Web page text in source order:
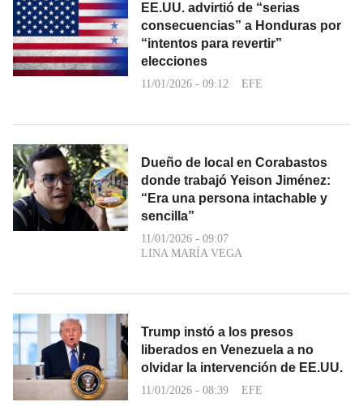
EE.UU. advirtió de “serias
consecuencias” a Honduras por
“intentos para revertir”
elecciones
11/01/2026 - 09:12 EFE
Dueño de local en Corabastos
donde trabajó Yeison Jiménez:
“Era una persona intachable y
sencilla”
11/01/2026 - 09:07
LINA MARÍA VEGA
Trump instó a los presos
liberados en Venezuela a no
olvidar la intervención de EE.UU.
11/01/2026 - 08:39 EFE